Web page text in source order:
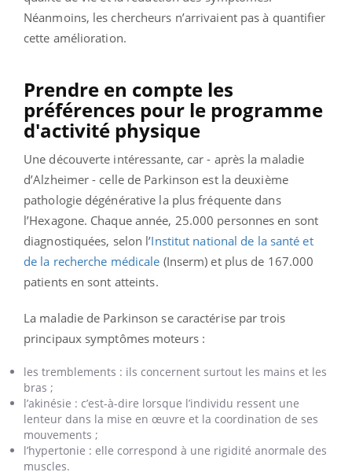
Néanmoins, les chercheurs n’arrivaient pas à quantifier
cette amélioration.
Prendre en compte les
préférences pour le programme
d'activité physique
Une découverte intéressante, car - après la maladie
d’Alzheimer - celle de Parkinson est la deuxième
pathologie dégénérative la plus fréquente dans
l’Hexagone. Chaque année, 25.000 personnes en sont
diagnostiquées, selon l’Institut national de la santé et
de la recherche médicale (Inserm) et plus de 167.000
patients en sont atteints.
La maladie de Parkinson se caractérise par trois
principaux symptômes moteurs :
les tremblements : ils concernent surtout les mains et les
bras ;
l’akinésie : c’est-à-dire lorsque l’individu ressent une
lenteur dans la mise en œuvre et la coordination de ses
mouvements ;
l’hypertonie : elle correspond à une rigidité anormale des
muscles.